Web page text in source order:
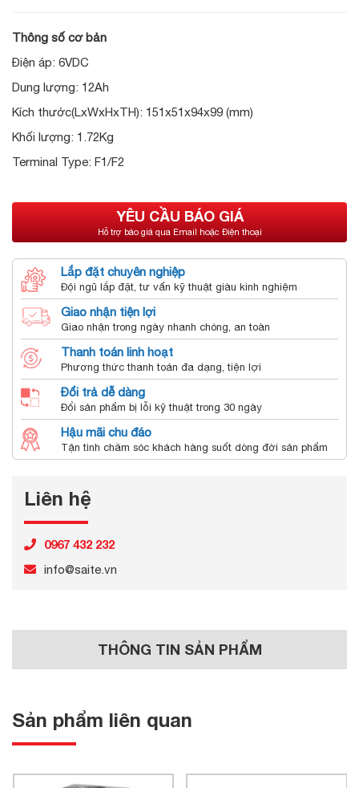
Thông số cơ bản
Điện áp: 6VDC
Dung lượng: 12Ah
Kích thước(LxWxHxTH): 151x51x94x99 (mm)
Khối lượng: 1.72Kg
Terminal Type: F1/F2
YÊU CẦU BÁO GIÁ
Hỗ trợ báo giá qua Email hoặc Điện thoại
Lắp đặt chuyên nghiệp
Đội ngũ lắp đặt, tư vấn kỹ thuật giàu kinh nghiệm
Giao nhận tiện lợi
Giao nhận trong ngày nhanh chóng, an toàn
Thanh toán linh hoạt
Phương thức thanh toán đa dạng, tiện lợi
Đổi trả dễ dàng
Đổi sản phẩm bị lỗi kỹ thuật trong 30 ngày
Hậu mãi chu đáo
Tận tình chăm sóc khách hàng suốt dòng đời sản phẩm
Liên hệ
0967 432 232
info@saite.vn
THÔNG TIN SẢN PHẨM
Sản phẩm liên quan